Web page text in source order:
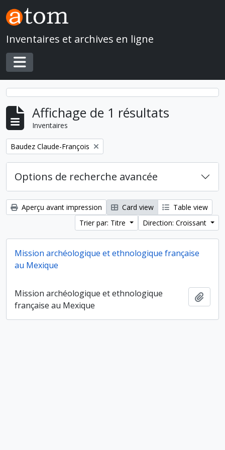
Skip to main content
Inventaires et archives en ligne
Toggle navigation
Affichage de 1 résultats
Inventaires
Remove filter:
Baudez Claude-François
Options de recherche avancée
Aperçu avant impression Card view
Table view
Trier par: Titre
Direction: Croissant
Mission archéologique et ethnologique française
au Mexique
Mission archéologique et ethnologique
française au Mexique